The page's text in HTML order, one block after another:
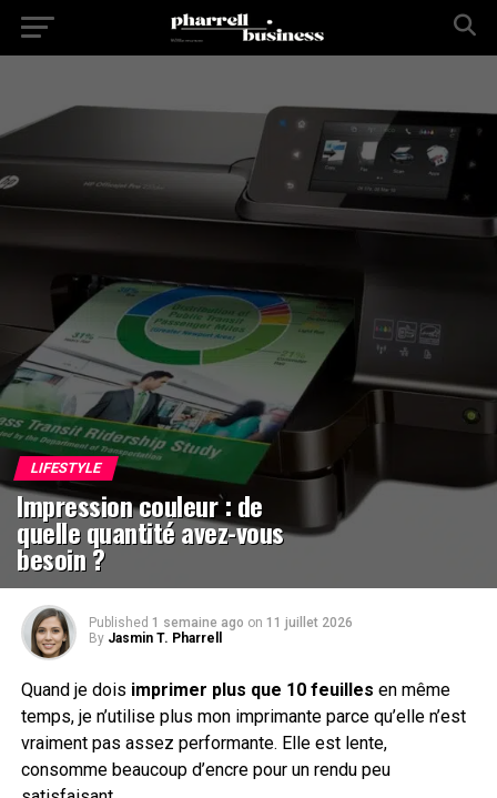
LIFESTYLE
Impression couleur : de
quelle quantité avez-vous
besoin ?
Published 1 semaine ago on 11 juillet 2026
By Jasmin T. Pharrell
Quand je dois imprimer plus que 10 feuilles en même
temps, je n’utilise plus mon imprimante parce qu’elle n’est
vraiment pas assez performante. Elle est lente,
consomme beaucoup d’encre pour un rendu peu